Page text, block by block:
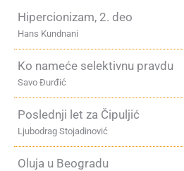
Hipercionizam, 2. deo
Hans Kundnani
Ko nameće selektivnu pravdu
Savo Đurđić
Poslednji let za Čipuljić
Ljubodrag Stojadinović
Oluja u Beogradu